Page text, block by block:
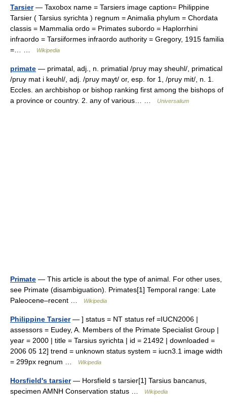
Tarsier— Taxobox name = Tarsiers image caption= Philippine
Tarsier ( Tarsius syrichta ) regnum = Animalia phylum = Chordata
classis = Mammalia ordo = Primates subordo = Haplorrhini
infraordo = Tarsiiformes infraordo authority = Gregory, 1915 familia
=… …
Wikipedia
primate — primatal, adj., n. primatial /pruy may sheuhl/, primatical
/pruy mat i keuhl/, adj. /pruy mayt/ or, esp. for 1, /pruy mit/, n. 1.
Eccles. an archbishop or bishop ranking first among the bishops of
a province or country. 2. any of various… …
Universalium
Primate — This article is about the type of animal. For other uses,
see Primate (disambiguation). Primates[1] Temporal range: Late
Paleocene–recent …
Wikipedia
Philippine Tarsier— ] status = NT status ref =IUCN2006 |
assessors = Eudey, A. Members of the Primate Specialist Group |
year = 2000 | title = Tarsius syrichta | id = 21492 | downloaded =
2006 05 12] trend = unknown status system = iucn3.1 image width
= 299px regnum …
Wikipedia
Horsfield's tarsier— Horsfield s tarsier[1] Tarsius bancanus,
specimen AMNH Conservation status …
Wikipedia